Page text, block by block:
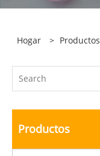
Hogar > Productos
Productos